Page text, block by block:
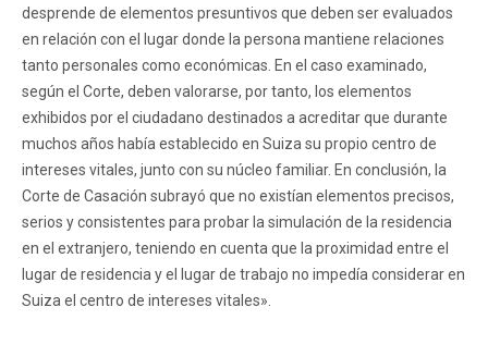
desprende de elementos presuntivos que deben ser evaluados
en relación con el lugar donde la persona mantiene relaciones
tanto personales como económicas. En el caso examinado,
según el Corte, deben valorarse, por tanto, los elementos
exhibidos por el ciudadano destinados a acreditar que durante
muchos años había establecido en Suiza su propio centro de
intereses vitales, junto con su núcleo familiar. En conclusión, la
Corte de Casación subrayó que no existían elementos precisos,
serios y consistentes para probar la simulación de la residencia
en el extranjero, teniendo en cuenta que la proximidad entre el
lugar de residencia y el lugar de trabajo no impedía considerar en
Suiza el centro de intereses vitales».